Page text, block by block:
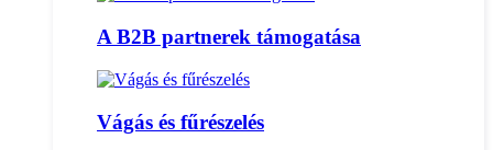
A B2B partnerek támogatása
Vágás és fűrészelés